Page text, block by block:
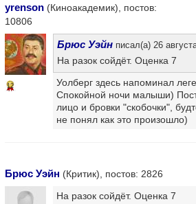
yrenson (Киноакадемик), постов:
10806
12
Брюс Уэйн писал(а) 26
На разок сойдёт. Оценка 7
Уолберг здесь напоминал
Спокойной ночи малыши)
лицо и бровки "скобочки",
не понял как это произошло)
Брюс Уэйн (Критик), постов: 2826
На разок сойдёт. Оценка 7